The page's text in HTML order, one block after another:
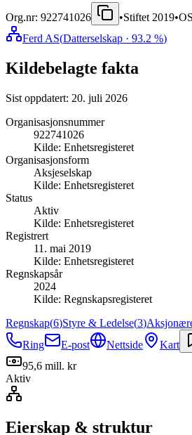
Org.nr: 922741026 •Stiftet 2019•
Ferd AS(Datterselskap · 93.2 %)
Kildebelagte fakta
Sist oppdatert: 20. juli 2026
Organisasjonsnummer
922741026
Kilde: Enhetsregisteret
Organisasjonsform
Aksjeselskap
Kilde: Enhetsregisteret
Status
Aktiv
Kilde: Enhetsregisteret
Registrert
11. mai 2019
Kilde: Enhetsregisteret
Regnskapsår
2024
Kilde: Regnskapsregisteret
Regnskap(6)Styre & Ledelse(3)
Ring
E-post Nettside Kart
95,6 mill. kr
Aktiv
Eierskap & struktur